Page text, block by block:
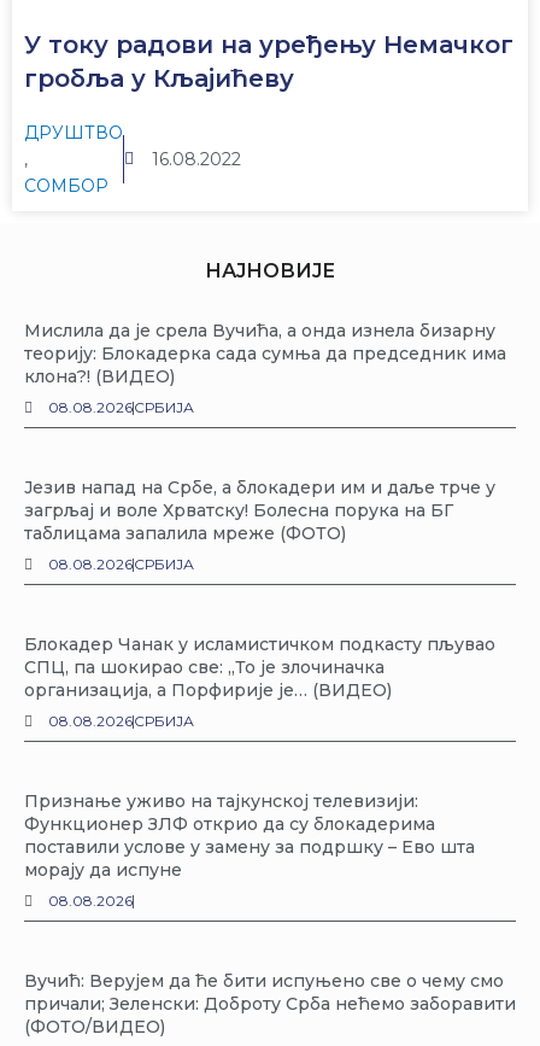
У току радови на уређењу Немачког
гробља у Кљајићеву
ДРУШТВО
,
СОМБОР
16.08.2022
НАЈНОВИЈЕ
Мислила да је срела Вучића, а онда изнела бизарну
теорију: Блокадерка сада сумња да председник има
клона?! (ВИДЕО)
08.08.2026СРБИЈА
Језив напад на Србе, а блокадери им и даље трче у
загрљај и воле Хрватску! Болесна порука на БГ
таблицама запалила мреже (ФОТО)
08.08.2026СРБИЈА
Блокадер Чанак у исламистичком подкасту пљувао
СПЦ, па шокирао све: „То је злочиначка
организација, а Порфирије је… (ВИДЕО)
08.08.2026СРБИЈА
Признање уживо на тајкунској телевизији:
Функционер ЗЛФ открио да су блокадерима
поставили услове у замену за подршку – Ево шта
морају да испуне
08.08.2026
Вучић: Верујем да ће бити испуњено све о чему смо
причали; Зеленски: Доброту Срба нећемо заборавити
(ФОТО/ВИДЕО)